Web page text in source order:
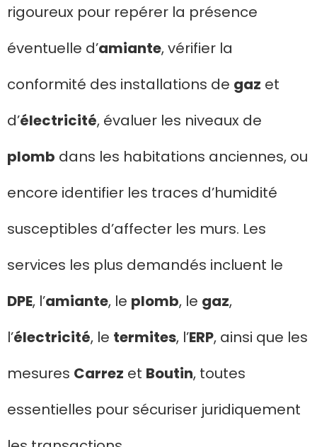
rigoureux pour repérer la présence
éventuelle d’amiante, vérifier la
conformité des installations de gaz et
d’électricité, évaluer les niveaux de
plomb dans les habitations anciennes, ou
encore identifier les traces d’humidité
susceptibles d’affecter les murs. Les
services les plus demandés incluent le
DPE, l’amiante, le plomb, le gaz,
l’électricité, le termites, l’ERP, ainsi que les
mesures Carrez et Boutin, toutes
essentielles pour sécuriser juridiquement